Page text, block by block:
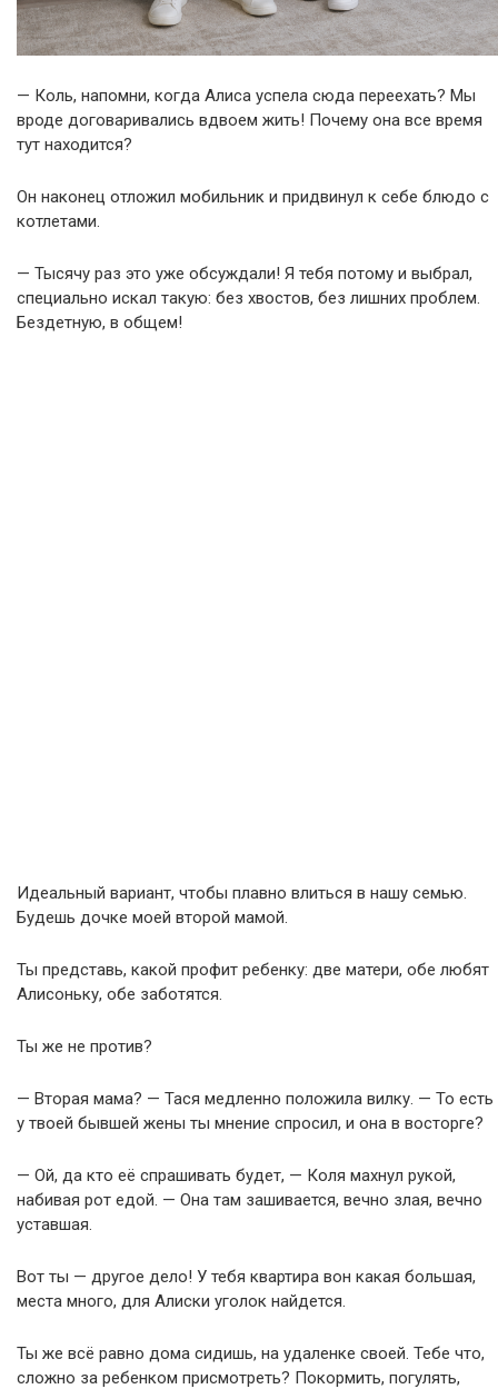
— Коль, напомни, когда Алиса успела сюда переехать? Мы
вроде договаривались вдвоем жить! Почему она все время
тут находится?
Он наконец отложил мобильник и придвинул к себе блюдо с
котлетами.
— Тысячу раз это уже обсуждали! Я тебя потому и выбрал,
специально искал такую: без хвостов, без лишних проблем.
Бездетную, в общем!
Идеальный вариант, чтобы плавно влиться в нашу семью.
Будешь дочке моей второй мамой.
Ты представь, какой профит ребенку: две матери, обе любят
Алисоньку, обе заботятся.
Ты же не против?
— Вторая мама? — Тася медленно положила вилку. — То есть
у твоей бывшей жены ты мнение спросил, и она в восторге?
— Ой, да кто её спрашивать будет, — Коля махнул рукой,
набивая рот едой. — Она там зашивается, вечно злая, вечно
уставшая.
Вот ты — другое дело! У тебя квартира вон какая большая,
места много, для Алиски уголок найдется.
Ты же всё равно дома сидишь, на удаленке своей. Тебе что,
сложно за ребенком присмотреть? Покормить, погулять,